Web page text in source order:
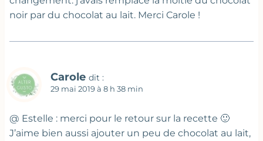
noir par du chocolat au lait. Merci Carole !
Carole dit :
29 mai 2019 à 8 h 38 min
@ Estelle : merci pour le retour sur la recette 🙂
J’aime bien aussi ajouter un peu de chocolat au lait,